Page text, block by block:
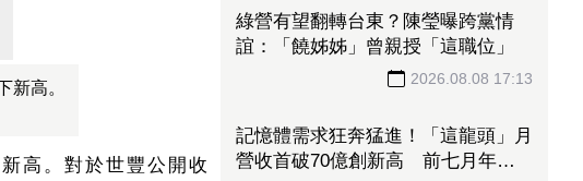
新高。
高。對於世豐公開收